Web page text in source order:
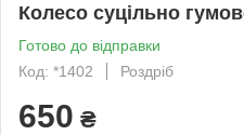
Колесо суцільно
Готово до відправки
Код: *1402
Роздріб
650 ₴